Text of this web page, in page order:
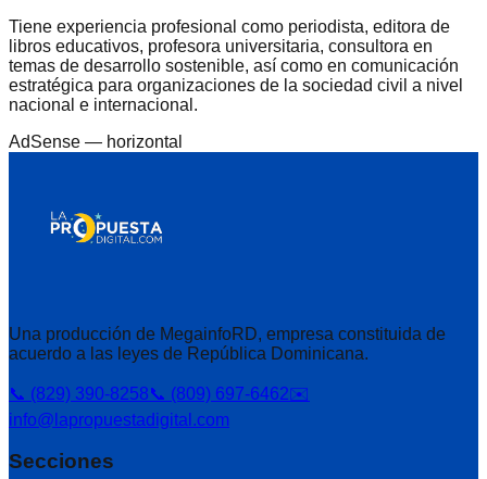
Tiene experiencia profesional como periodista, editora de
libros educativos, profesora universitaria, consultora en
temas de desarrollo sostenible, así como en comunicación
estratégica para organizaciones de la sociedad civil a nivel
nacional e internacional.
AdSense — horizontal
Una producción de MegainfoRD, empresa constituida de
acuerdo a las leyes de República Dominicana.
📞 (829) 390-8258📞 (809) 697-6462✉️
info@lapropuestadigital.com
Secciones